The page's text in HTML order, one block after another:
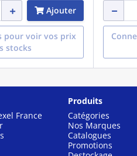
Ajouter
pour voir vos prix
stocks
France
Produits
Catégories
Nos Marques
Catalogues
Promotions